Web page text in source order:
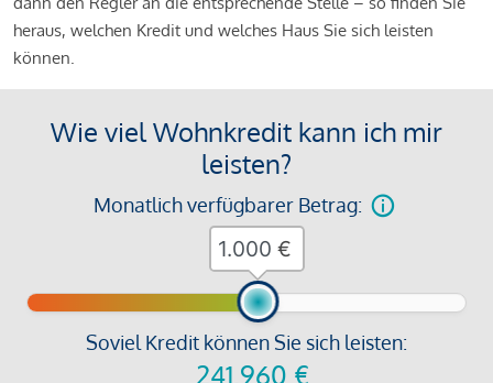
heraus, welchen Kredit und welches Haus Sie sich leisten
können.
Wie viel Wohnkredit kann ich mir
leisten?
Monatlich verfügbarer Betrag:
Soviel Kredit können Sie sich leisten:
241.960 €
€